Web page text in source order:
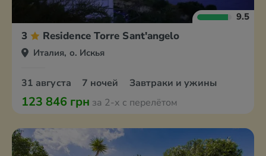
9.5
3 Residence Torre Sant'angelo
Италия, о. Искья
31 августа 7 ночей Завтраки и ужины
123 846 грн за 2-х с перелётом